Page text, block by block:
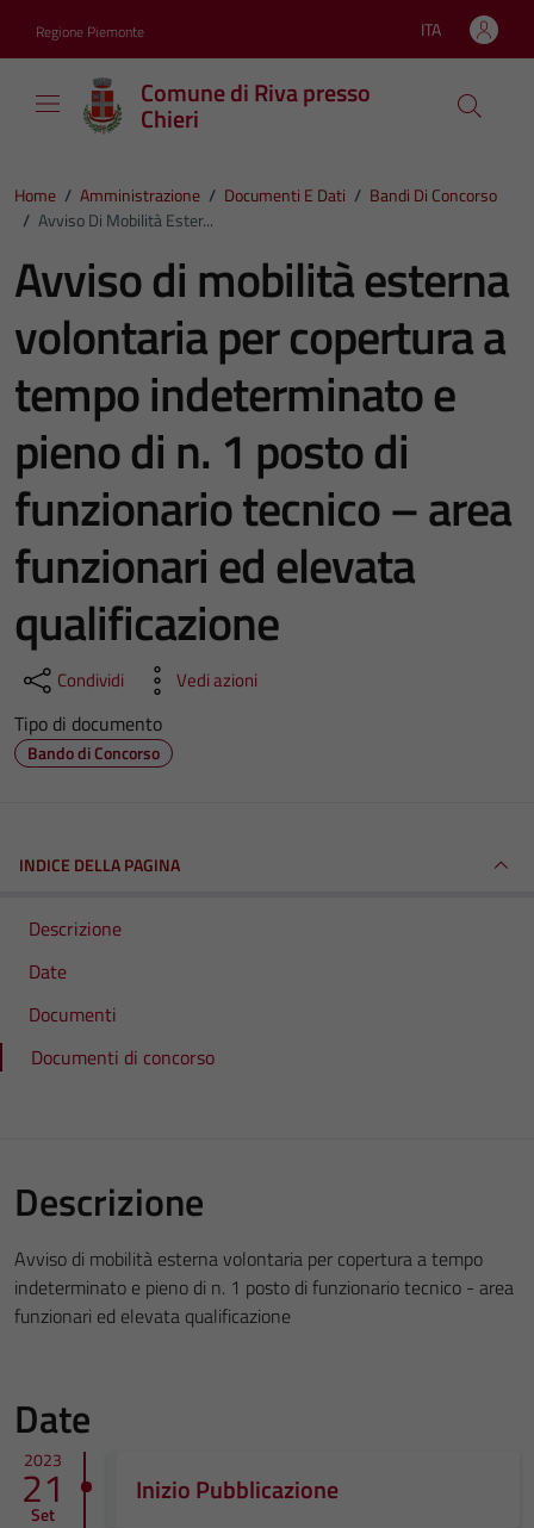
Regione Piemonte Lingua attiva:
ITA
Comune di Riva presso
Chieri
Home / Amministrazione / Documenti E Dati / Bandi Di Concorso
/ Avviso Di Mobilità Ester...
Avviso di mobilità esterna
volontaria per copertura a
tempo indeterminato e
pieno di n. 1 posto di
funzionario tecnico – area
funzionari ed elevata
qualificazione
Condividi Vedi azioni
Tipo di documento
Bando di Concorso
INDICE DELLA PAGINA
Descrizione
Date
Documenti
Documenti di concorso
Descrizione
Avviso di mobilità esterna volontaria per copertura a tempo
indeterminato e pieno di n. 1 posto di funzionario tecnico - area
funzionari ed elevata qualificazione
Date
2023
21
Set
Inizio Pubblicazione